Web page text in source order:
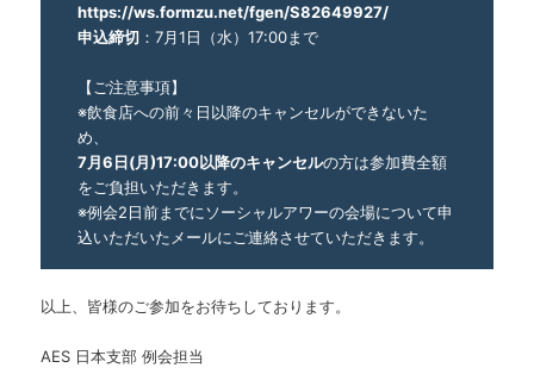
https://ws.formzu.net/fgen/S82649927/
申込締切：7月1日（水）17:00まで
【ご注意事項】
※飲食店への前々日以降のキャンセルができないた
め、
7月6日(月)17:00以降のキャンセルの方は参加費全額
をご負担いただきます。
※例会2日前までにソーシャルアワーの会場について申
込いただいたメールにご連絡させていただきます。
以上、皆様のご参加をお待ちしております。
AES 日本支部 例会担当